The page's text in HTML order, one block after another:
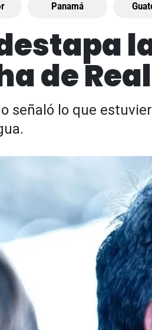
Panamá
de
señaló lo que